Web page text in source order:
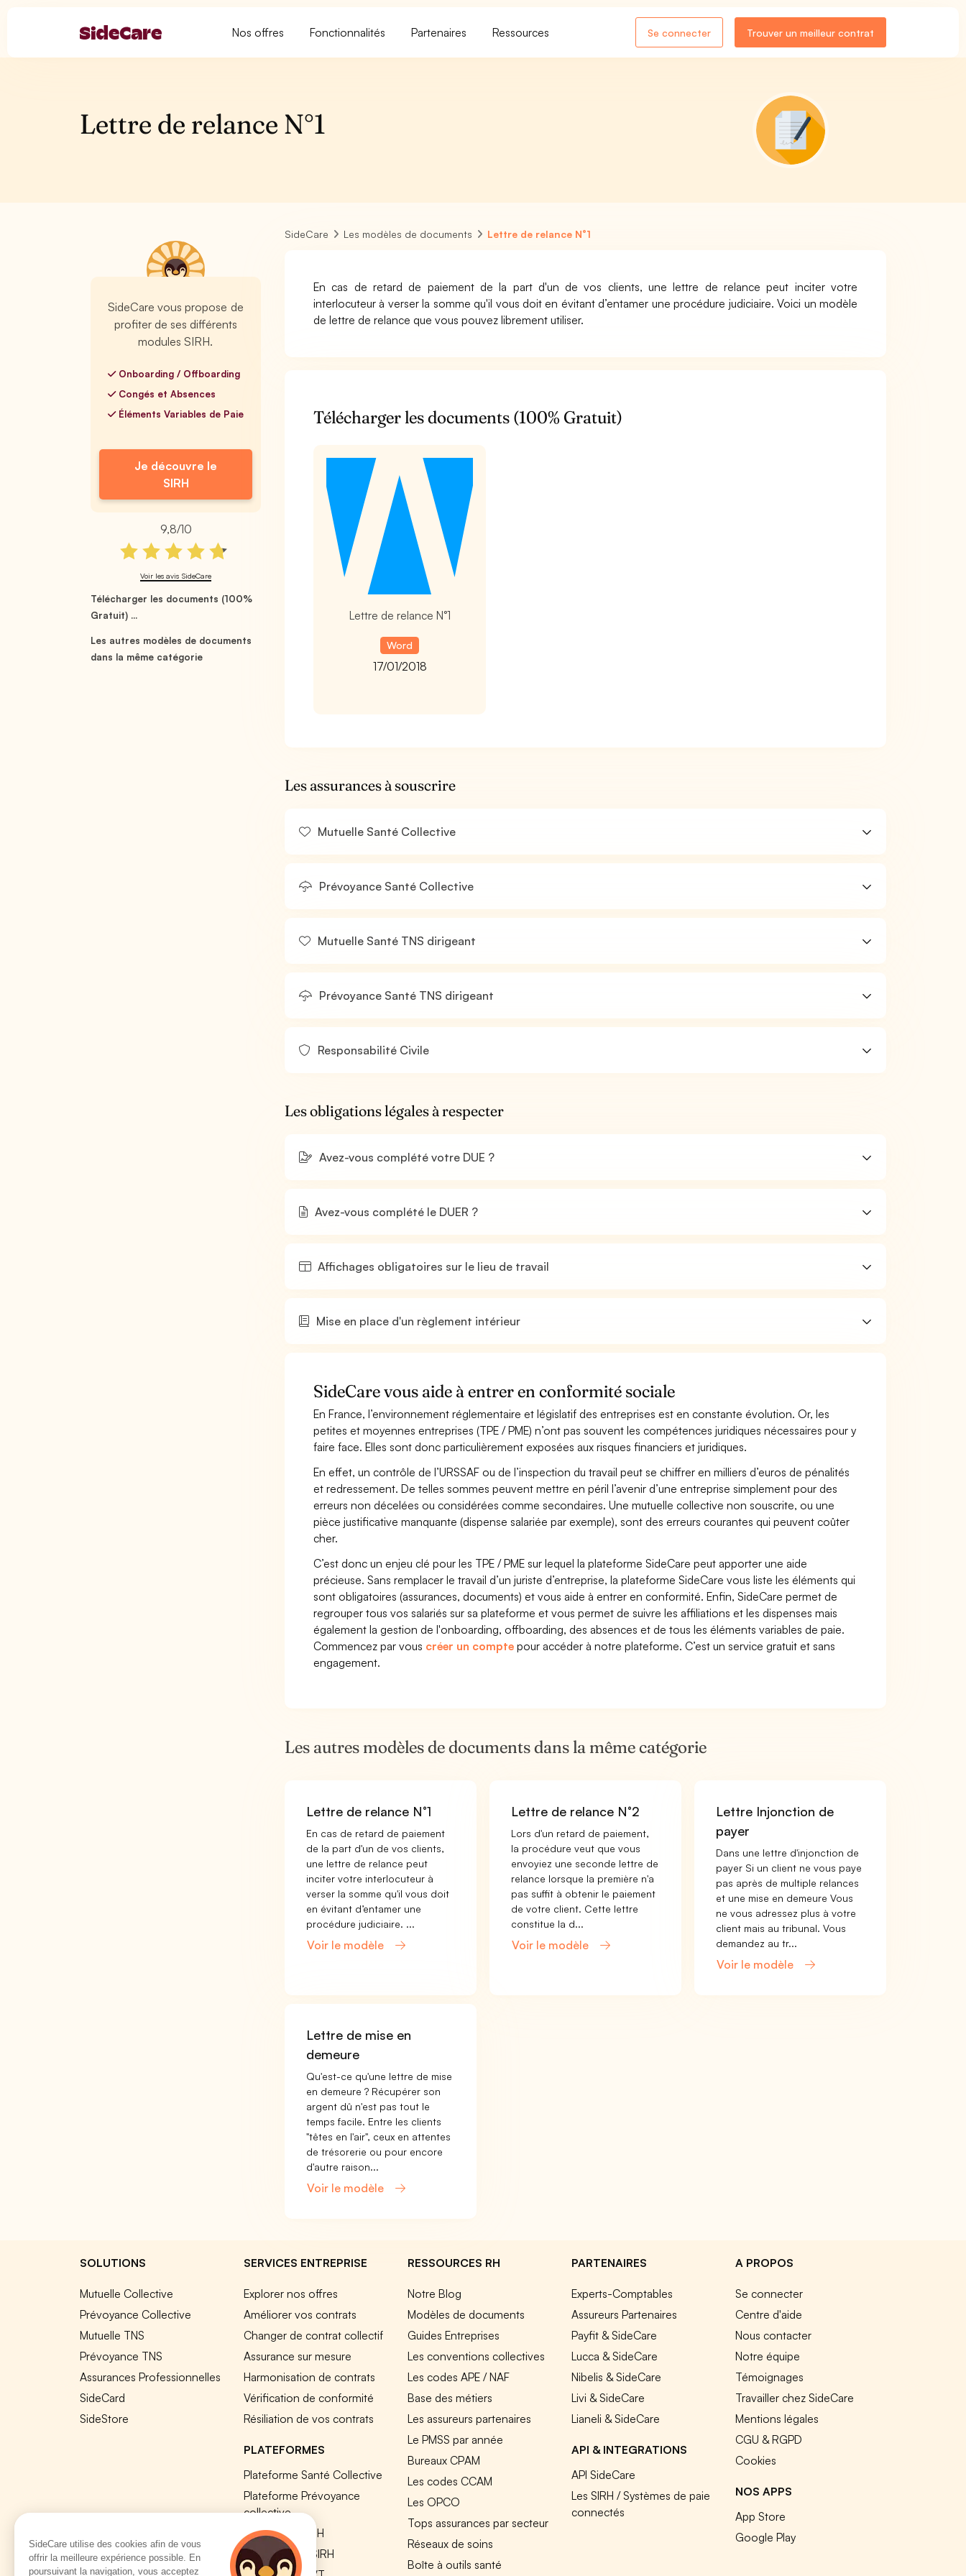
Nos offres Fonctionnalités Partenaires Ressources Se connecter Trouver un meilleur contrat
Lettre de relance N°1
SideCare vous propose de
profiter de ses différents
modules SIRH.
Onboarding / Offboarding
Congés et Absences
Éléments Variables de Paie
Je découvre le
SIRH
9,8/10
Voir les avis SideCare
Télécharger les documents (100%
Gratuit) ...
Les autres modèles de documents
dans la même catégorie
SideCare Les modèles de documents Lettre de relance N°1
En cas de retard de paiement de la part d'un de vos clients, une lettre de relance peut inciter votre
interlocuteur à verser la somme qu'il vous doit en évitant d’entamer une procédure judiciaire. Voici un modèle
de lettre de relance que vous pouvez librement utiliser.
Télécharger les documents (100% Gratuit)
Lettre de relance N°1
Word
17/01/2018
Les assurances à souscrire
Mutuelle Santé Collective
Prévoyance Santé Collective
Mutuelle Santé TNS dirigeant
Prévoyance Santé TNS dirigeant
Responsabilité Civile
Les obligations légales à respecter
Avez-vous complété votre DUE ?
Avez-vous complété le DUER ?
Affichages obligatoires sur le lieu de travail
Mise en place d'un règlement intérieur
SideCare vous aide à entrer en conformité sociale
En France, l’environnement réglementaire et législatif des entreprises est en constante évolution. Or, les
petites et moyennes entreprises (TPE / PME) n’ont pas souvent les compétences juridiques nécessaires pour y
faire face. Elles sont donc particulièrement exposées aux risques financiers et juridiques.
En effet, un contrôle de l’URSSAF ou de l’inspection du travail peut se chiffrer en milliers d’euros de pénalités
et redressement. De telles sommes peuvent mettre en péril l’avenir d’une entreprise simplement pour des
erreurs non décelées ou considérées comme secondaires. Une mutuelle collective non souscrite, ou une
pièce justificative manquante (dispense salariée par exemple), sont des erreurs courantes qui peuvent coûter
cher.
C’est donc un enjeu clé pour les TPE / PME sur lequel la plateforme SideCare peut apporter une aide
précieuse. Sans remplacer le travail d’un juriste d’entreprise, la plateforme SideCare vous liste les éléments qui
sont obligatoires (assurances, documents) et vous aide à entrer en conformité. Enfin, SideCare permet de
regrouper tous vos salariés sur sa plateforme et vous permet de suivre les affiliations et les dispenses mais
également la gestion de l'onboarding, offboarding, des absences et de tous les éléments variables de paie.
Commencez par vous créer un compte pour accéder à notre plateforme. C’est un service gratuit et sans
engagement.
Les autres modèles de documents dans la même catégorie
Lettre de relance N°1
En cas de retard de paiement
de la part d'un de vos clients,
une lettre de relance peut
inciter votre interlocuteur à
verser la somme qu'il vous doit
en évitant d’entamer une
procédure judiciaire. ...
Voir le modèle
Lettre de relance N°2
Lors d'un retard de paiement,
la procédure veut que vous
envoyiez une seconde lettre de
relance lorsque la première n'a
pas suffit à obtenir le paiement
de votre client. Cette lettre
constitue la d...
Voir le modèle
Lettre Injonction de
payer
Dans une lettre d'injonction de
payer Si un client ne vous paye
pas après de multiple relances
et une mise en demeure Vous
ne vous adressez plus à votre
client mais au tribunal. Vous
demandez au tr...
Voir le modèle
Lettre de mise en
demeure
Qu'est-ce qu'une lettre de mise
en demeure ? Récupérer son
argent dû n'est pas tout le
temps facile. Entre les clients
"têtes en l'air", ceux en attentes
de trésorerie ou pour encore
d'autre raison...
Voir le modèle
SOLUTIONS
Mutuelle Collective
Prévoyance Collective
Mutuelle TNS
Prévoyance TNS
Assurances Professionnelles
SideCard
SideStore
SERVICES ENTREPRISE
Explorer nos offres
Améliorer vos contrats
Changer de contrat collectif
Assurance sur mesure
Harmonisation de contrats
Vérification de conformité
Résiliation de vos contrats
PLATEFORMES
Plateforme Santé Collective
Plateforme Prévoyance
collective
Plateforme SIRH
Nos modules SIRH
RESSOURCES RH
Notre Blog
Modèles de documents
Guides Entreprises
Les conventions collectives
Les codes APE / NAF
Base des métiers
Les assureurs partenaires
Le PMSS par année
Bureaux CPAM
Les codes CCAM
Les OPCO
Tops assurances par secteur
Réseaux de soins
Boîte à outils santé
PARTENAIRES
Experts-Comptables
Assureurs Partenaires
Payfit & SideCare
Lucca & SideCare
Nibelis & SideCare
Livi & SideCare
Lianeli & SideCare
API & INTEGRATIONS
API SideCare
Les SIRH / Systèmes de paie
connectés
A PROPOS
Se connecter
Centre d'aide
Nous contacter
Notre équipe
Témoignages
Travailler chez SideCare
Mentions légales
CGU & RGPD
Cookies
NOS APPS
App Store
Google Play
SideCare utilise des cookies afin de vous
offrir la meilleure expérience possible. En
poursuivant la navigation, vous acceptez